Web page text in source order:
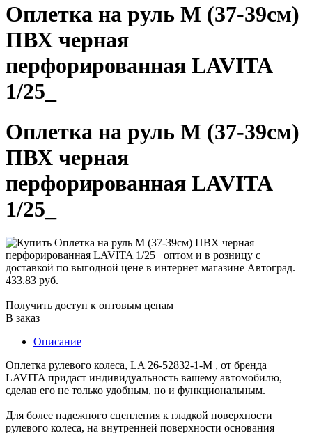
Оплетка на руль M (37-39см)
ПВХ черная
перфорированная LAVITA
1/25_
Оплетка на руль M (37-39см)
ПВХ черная
перфорированная LAVITA
1/25_
433.83 руб.
Получить доступ к оптовым ценам
В заказ
Описание
Оплетка рулевого колеса, LA 26-52832-1-M , от бренда
LAVITA придаст индивидуальность вашему автомобилю,
сделав его не только удобным, но и функциональным.
Для более надежного сцепления к гладкой поверхности
рулевого колеса, на внутренней поверхности основания